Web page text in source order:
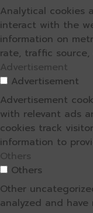
Analytical cookies
interact with the
information on
rate, traffic source,
Advertisement
Advertisement
Advertisement
with relevant ads
cookies track
information to
Others
Others
Other
analyzed and